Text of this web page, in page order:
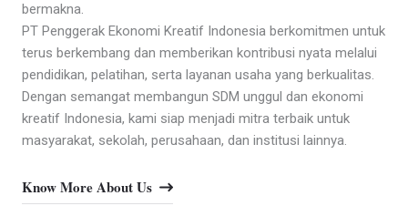
bermakna.
PT Penggerak Ekonomi Kreatif Indonesia berkomitmen untuk
terus berkembang dan memberikan kontribusi nyata melalui
pendidikan, pelatihan, serta layanan usaha yang berkualitas.
Dengan semangat membangun SDM unggul dan ekonomi
kreatif Indonesia, kami siap menjadi mitra terbaik untuk
masyarakat, sekolah, perusahaan, dan institusi lainnya.
Know More About Us